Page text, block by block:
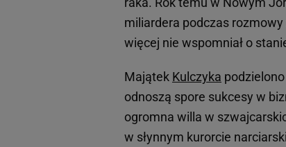
miliardera podczas rozmowy
więcej nie wspomniał o
Majątek Kulczyka
odnoszą spore sukcesy w
ogromna willa w
w słynnym kurorcie